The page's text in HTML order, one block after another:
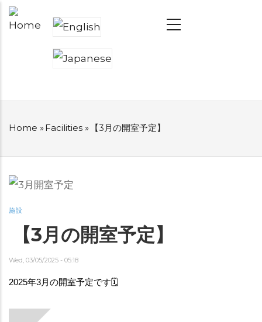
Skip
to
NAVIGATION
BREADCRUMB
Home »Facilities » 【3月の開室予定】
施設
【3月の開室予定】
Wed, 03/05/2025 - 05:18
2025年3月の開室予定です🗓️